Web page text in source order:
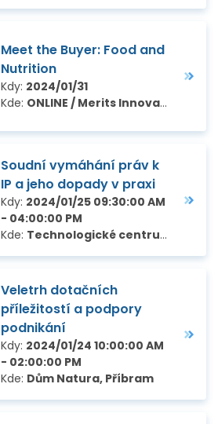
Meet the Buyer: Food and
Nutrition
Kdy: 2024/01/31
Kde: ONLINE / Merits Innovation Thinkspace, Irsko
Soudní vymáhání práv k
IP a jeho dopady v praxi
Kdy: 2024/01/25 09:30:00 AM
- 04:00:00 PM
Kde: Technologické centrum Praha, Ve Struhách 27, Praha 6
Veletrh dotačních
příležitostí a podpory
podnikání
Kdy: 2024/01/24 10:00:00 AM
- 02:00:00 PM
Kde: Dům Natura, Příbram